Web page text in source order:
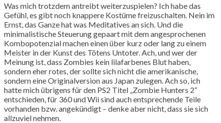
Was mich trotzdem antreibt weiterzuspielen? Ich habe das
Gefühl, es gibt noch knappere Kostüme freizuschalten. Nein im
Ernst, das Ganze hat was Meditatives an sich. Und die
minimalistische Steuerung gepaart mit dem angesprochenen
Kombopotenzial machen einen über kurz oder lang zu einem
Meister in der Kunst des Tötens Untoter. Ach, und wer der
Meinung ist, dass Zombies kein lilafarbenes Blut haben,
sondern eher rotes, der sollte sich nicht die amerikanische,
sondern eine Originalversion aus Japan zulegen. Ach so, ich
hatte mich übrigens für den PS2 Titel „Zombie Hunters 2“
entschieden, für 360 und Wii sind auch entsprechende Teile
vorhanden bzw. angekündigt – denke aber nicht, dass sie sich
allzuviel nehmen.